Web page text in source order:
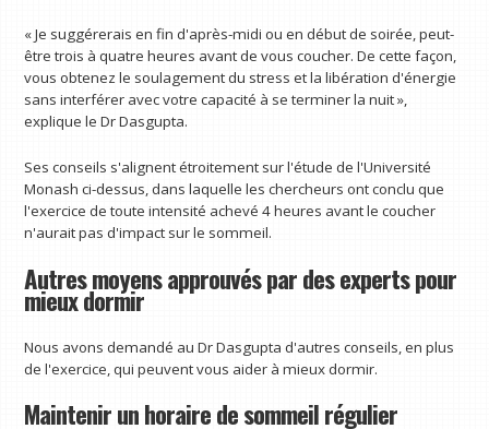
« Je suggérerais en fin d'après-midi ou en début de soirée, peut-
être trois à quatre heures avant de vous coucher. De cette façon,
vous obtenez le soulagement du stress et la libération d'énergie
sans interférer avec votre capacité à se terminer la nuit »,
explique le Dr Dasgupta.
Ses conseils s'alignent étroitement sur l'étude de l'Université
Monash ci-dessus, dans laquelle les chercheurs ont conclu que
l'exercice de toute intensité achevé 4 heures avant le coucher
n'aurait pas d'impact sur le sommeil.
Autres moyens approuvés par des experts pour
mieux dormir
Nous avons demandé au Dr Dasgupta d'autres conseils, en plus
de l'exercice, qui peuvent vous aider à mieux dormir.
Maintenir un horaire de sommeil régulier